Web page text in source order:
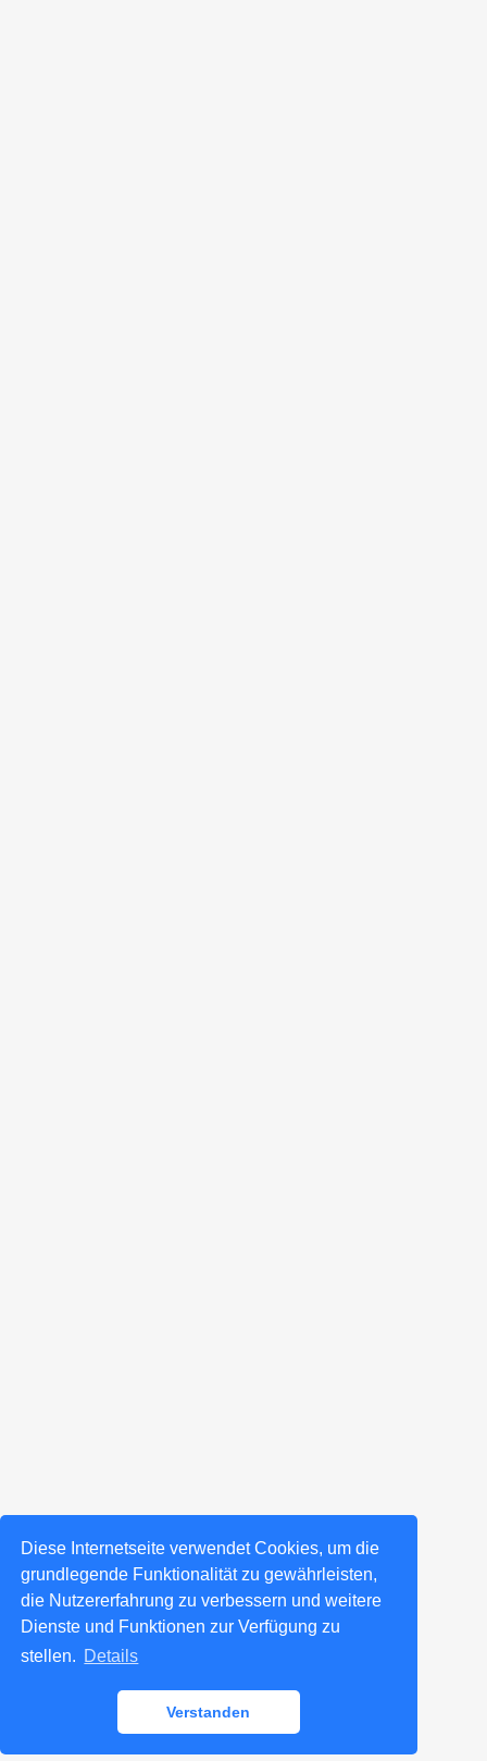
Diese Internetseite verwendet Cookies, um die
grundlegende Funktionalität zu gewährleisten,
die Nutzererfahrung zu verbessern und weitere
Dienste und Funktionen zur Verfügung zu
stellen. Details
Verstanden